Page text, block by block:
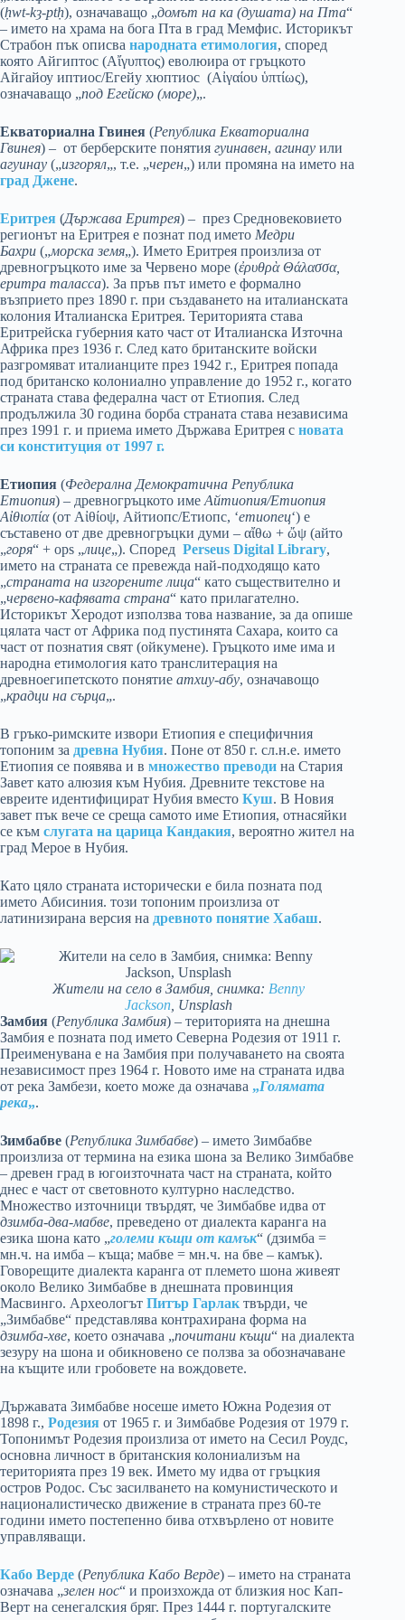
(ḥwt-kȝ-ptḥ), означаващо „домът на ка (душата) на Пта“
– името на храма на бога Пта в град Мемфис. Историкът
Страбон пък описва народната етимология, според
която Айгиптос (Αἴγυπτος) еволюира от гръцкото
Айгайоу иптиос/Егейу хюптиос (Aἰγαίου ὑπτίως),
означаващо „под Егейско (море)„.
Екваториална Гвинея (Република Екваториална
Гвинея) – от берберските понятия гуинавен, агинау или
агуинау („изгорял„, т.е. „черен„) или промяна на името на
град Джене.
Еритрея (Държава Еритрея) – през Средновековието
регионът на Еритрея е познат под името Медри
Бахри („морска земя„). Името Еритрея произлиза от
древногръцкото име за Червено море (ἐρυθρὰ Θάλασσα,
еритра таласса). За пръв път името е формално
възприето през 1890 г. при създаването на италианската
колония Италианска Еритрея. Територията става
Еритрейска губерния като част от Италианска Източна
Африка през 1936 г. След като британските войски
разгромяват италианците през 1942 г., Еритрея попада
под британско колониално управление до 1952 г., когато
страната става федерална част от Етиопия. След
продължила 30 година борба страната става независима
през 1991 г. и приема името Държава Еритрея с новата
си конституция от 1997 г.
Етиопия (Федерална Демократична Република
Етиопия) – древногръцкото име Айтиопия/Етиопия
Αἰθιοπία(от Αἰθίοψ, Айтиопс/Етиопс, ‘етиопец‘) е
съставено от две древногръцки думи – αἴθω + ὤψ (айто
„горя“ + ops „лице„). Според Perseus Digital Library,
името на страната се превежда най-подходящо като
„страната на изгорените лица“ като съществително и
„червено-кафявата страна“ като прилагателно.
Историкът Херодот използва това название, за да опише
цялата част от Африка под пустинята Сахара, които са
част от познатия свят (ойкумене). Гръцкото име има и
народна етимология като транслитерация на
древноегипетското понятие атхиу-абу, означавощо
„крадци на сърца„.
В гръко-римските извори Етиопия е специфичния
топоним за древна Нубия. Поне от 850 г. сл.н.е. името
Етиопия се появява и в множество преводи на Стария
Завет като алюзия към Нубия. Древните текстове на
евреите идентифицират Нубия вместо Куш. В Новия
завет пък вече се среща самото име Етиопия, отнасяйки
се към слугата на царица Кандакия, вероятно жител на
град Мерое в Нубия.
Като цяло страната исторически е била позната под
името Абисиния. този топоним произлиза от
латинизирана версия на древното понятие Хабаш.
Жители на село в Замбия, снимка: Benny
Jackson, Unsplash
Замбия (Република Замбия) – територията на днешна
Замбия е позната под името Северна Родезия от 1911 г.
Преименувана е на Замбия при получаването на своята
независимост през 1964 г. Новото име на страната идва
от река Замбези, което може да означава „Голямата
река„.
Зимбабве (Република Зимбабве) – името Зимбабве
произлиза от термина на езика шона за Велико Зимбабве
– древен град в югоизточната част на страната, който
днес е част от световното културно наследство.
Множество източници твърдят, че Зимбабве идва от
дзимба-два-мабве, преведено от диалекта каранга на
езика шона като „големи къщи от камък“ (дзимба =
мн.ч. на имба – къща; мабве = мн.ч. на бве – камък).
Говорещите диалекта каранга от племето шона живеят
около Велико Зимбабве в днешната провинция
Масвинго. Археологът Питър Гарлак твърди, че
„Зимбабве“ представлява контрахирана форма на
дзимба-хве, което означава „почитани къщи“ на диалекта
зезуру на шона и обикновено се ползва за обозначаване
на къщите или гробовете на вождовете.
Държавата Зимбабве носеше името Южна Родезия от
1898 г., Родезия от 1965 г. и Зимбабве Родезия от 1979 г.
Топонимът Родезия произлиза от името на Сесил Роудс,
основна личност в британския колониализъм на
територията през 19 век. Името му идва от гръцкия
остров Родос. Със засилването на комунистическото и
националистическо движение в страната през 60-те
години името постепенно бива отхвърлено от новите
управляващи.
Кабо Верде (Република Кабо Верде) – името на страната
означава „зелен нос“ и произхожда от близкия нос Кап-
Верт на сенегалския бряг. През 1444 г. португалските